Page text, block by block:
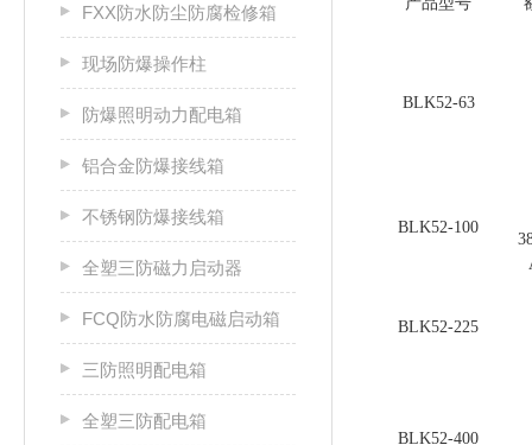
FXX防水防尘防腐检修箱
现场防爆操作柱
防爆照明动力配电箱
铝合金防爆接线箱
不锈钢防爆接线箱
全塑三防磁力启动器
FCQ防水防腐电磁启动箱
三防照明配电箱
全塑三防配电箱
BLK52-63
BLK52-100
BLK52-225
BLK52-400